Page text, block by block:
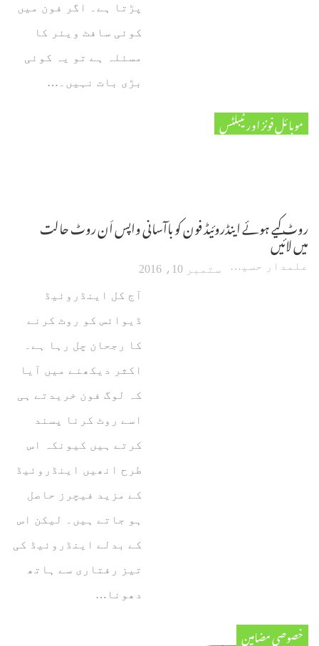
پڑتا ہے۔ اگر فون میں
کوئی سافٹ ویئر کا
مسئلہ ہے تو یہ کوئی
بڑی بات نہیں۔…
موبائل فونز اور ٹیبلٹس
روٹ کیے ہوئے اینڈروئیڈ فون کو باآسانی واپس اَن روٹ حالت
میں لائیں
علمدار حسین ستمبر 10، 2016
آج کل اینڈروئیڈ
ڈیوائس کو روٹ کرنے
کا رجحان چل رہا ہے۔
اکثر دیکھنے میں آیا
کہ لوگ فون خریدتے ہی
اسے روٹ کرنا پسند
کرتے ہیں کیونکہ اس
طرح انھیں اینڈروئیڈ
کے مزید فیچرز حاصل
ہو جاتے ہیں۔ لیکن اس
کے بدلے اینڈروئیڈ کی
تیز رفتاری سے ہاتھ
دھونا…
خصوصی مضامین